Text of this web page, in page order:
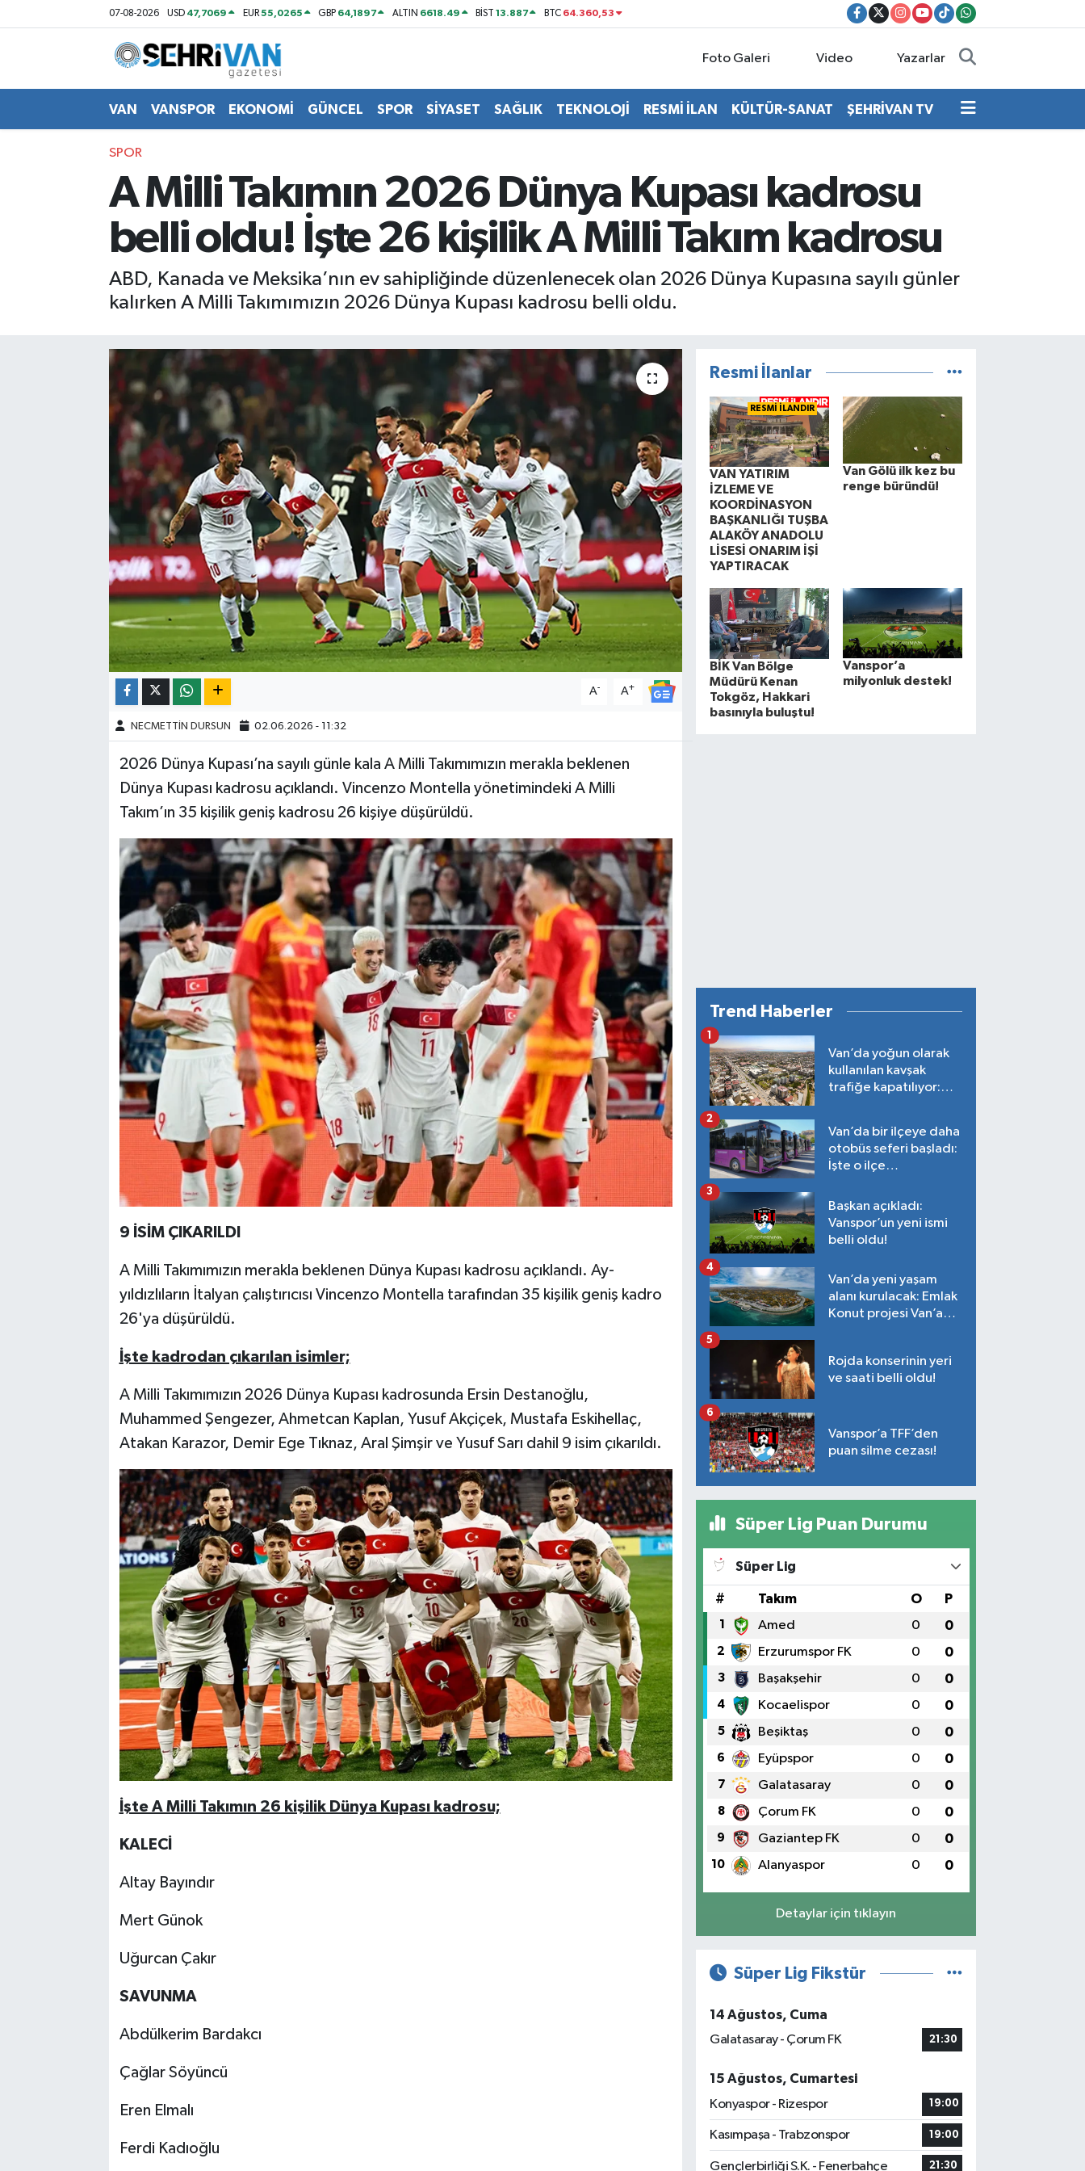
07-08-2026 USD 47,7069 EUR55,0265 GBP 64,1897 ALTIN 6618.49 BİST13.887 BTC 64.360,53
Foto Galeri Video Yazarlar
VAN VANSPOR EKONOMİ GÜNCEL SPOR SİYASET SAĞLIK TEKNOLOJİ RESMİ İLAN KÜLTÜR-SANAT ŞEHRİVAN TV
SPOR
A Milli Takımın 2026 Dünya Kupası kadrosu
belli oldu! İşte 26 kişilik A Milli Takım kadrosu
ABD, Kanada ve Meksika’nın ev sahipliğinde düzenlenecek olan 2026 Dünya Kupasına sayılı günler
kalırken A Milli Takımımızın 2026 Dünya Kupası kadrosu belli oldu.
A- A+
NECMETTİN DURSUN 02.06.2026 - 11:32
2026 Dünya Kupası’na sayılı günle kala A Milli Takımımızın merakla beklenen
Dünya Kupası kadrosu açıklandı. Vincenzo Montella yönetimindeki A Milli
Takım’ın 35 kişilik geniş kadrosu 26 kişiye düşürüldü.
9 İSİM ÇIKARILDI
A Milli Takımımızın merakla beklenen Dünya Kupası kadrosu açıklandı. Ay-
yıldızlıların İtalyan çalıştırıcısı Vincenzo Montella tarafından 35 kişilik geniş kadro
26'ya düşürüldü.
İşte kadrodan çıkarılan isimler;
A Milli Takımımızın 2026 Dünya Kupası kadrosunda Ersin Destanoğlu,
Muhammed Şengezer, Ahmetcan Kaplan, Yusuf Akçiçek, Mustafa Eskihellaç,
Atakan Karazor, Demir Ege Tıknaz, Aral Şimşir ve Yusuf Sarı dahil 9 isim çıkarıldı.
İşte A Milli Takımın 26 kişilik Dünya Kupası kadrosu;
KALECİ
Altay Bayındır
Mert Günok
Uğurcan Çakır
SAVUNMA
Abdülkerim Bardakcı
Çağlar Söyüncü
Eren Elmalı
Ferdi Kadıoğlu
Resmi İlanlar
RESMİ İLANDIR
VAN YATIRIM
İZLEME VE
KOORDİNASYON
BAŞKANLIĞI TUŞBA
ALAKÖY ANADOLU
LİSESİ ONARIM İŞİ
YAPTIRACAK
Van Gölü ilk kez bu
renge büründü!
BİK Van Bölge
Müdürü Kenan
Tokgöz, Hakkari
basınıyla buluştu!
Vanspor’a
milyonluk destek!
Trend Haberler
Van’da yoğun olarak
kullanılan kavşak
trafiğe kapatılıyor:
1
Van’da bir ilçeye daha
otobüs seferi başladı:
İşte o ilçe…
2
Başkan açıkladı:
Vanspor’un yeni ismi
belli oldu!
3
Van’da yeni yaşam
alanı kurulacak: Emlak
Konut projesi Van’a
4
Rojda konserinin yeri
ve saati belli oldu!
5
Vanspor’a TFF’den
puan silme cezası!
6
Süper Lig Puan Durumu
Süper Lig
# Takım O P
1 Amed 0 0
2 Erzurumspor FK 0 0
3 Başakşehir 0 0
4 Kocaelispor 0 0
5 Beşiktaş 0 0
6 Eyüpspor 0 0
7 Galatasaray 0 0
8 Çorum FK 0 0
9 Gaziantep FK 0 0
10 Alanyaspor 0 0
Detaylar için tıklayın
Süper Lig Fikstür
14 Ağustos, Cuma
Galatasaray - Çorum FK
21:30
15 Ağustos, Cumartesi
Konyaspor - Rizespor
19:00
Kasımpaşa - Trabzonspor 19:00
Gençlerbirliği S.K. - Fenerbahçe 21:30
Van Nöbetçi Eczaneler
Van Hava Durumu
Van Trafik Yoğunluk Haritası
Süper Lig Puan Durumu ve Fikstür
Son Dakika Haberleri
Haber Arşivi